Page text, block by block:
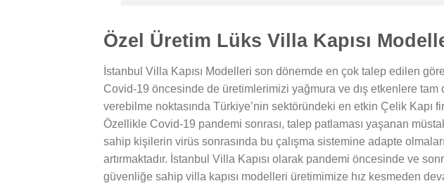
Özel Üretim Lüks Villa Kapısı
İstanbul Villa Kapısı Modelleri son dönemde en çok talep edilen
Covid-19 öncesinde de üretimlerimizi yağmura ve dış etkenlere
verebilme noktasında Türkiye’nin sektöründeki en etkin Çelik Kapı
Özellikle Covid-19 pandemi sonrası, talep patlaması yaşanan
sahip kişilerin virüs sonrasında bu çalışma sistemine adapte
artırmaktadır. İstanbul Villa Kapısı olarak pandemi öncesinde ve
güvenliğe sahip villa kapısı modelleri üretimimize hız kesmeden